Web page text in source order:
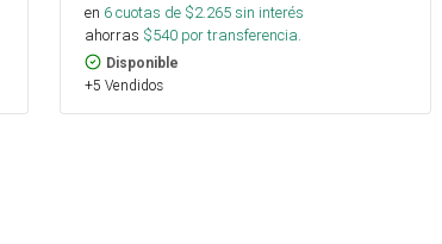
en 6cuotas de $2.265sin interés
ahorras $540 por transferencia.
Disponible
+5 Vendidos